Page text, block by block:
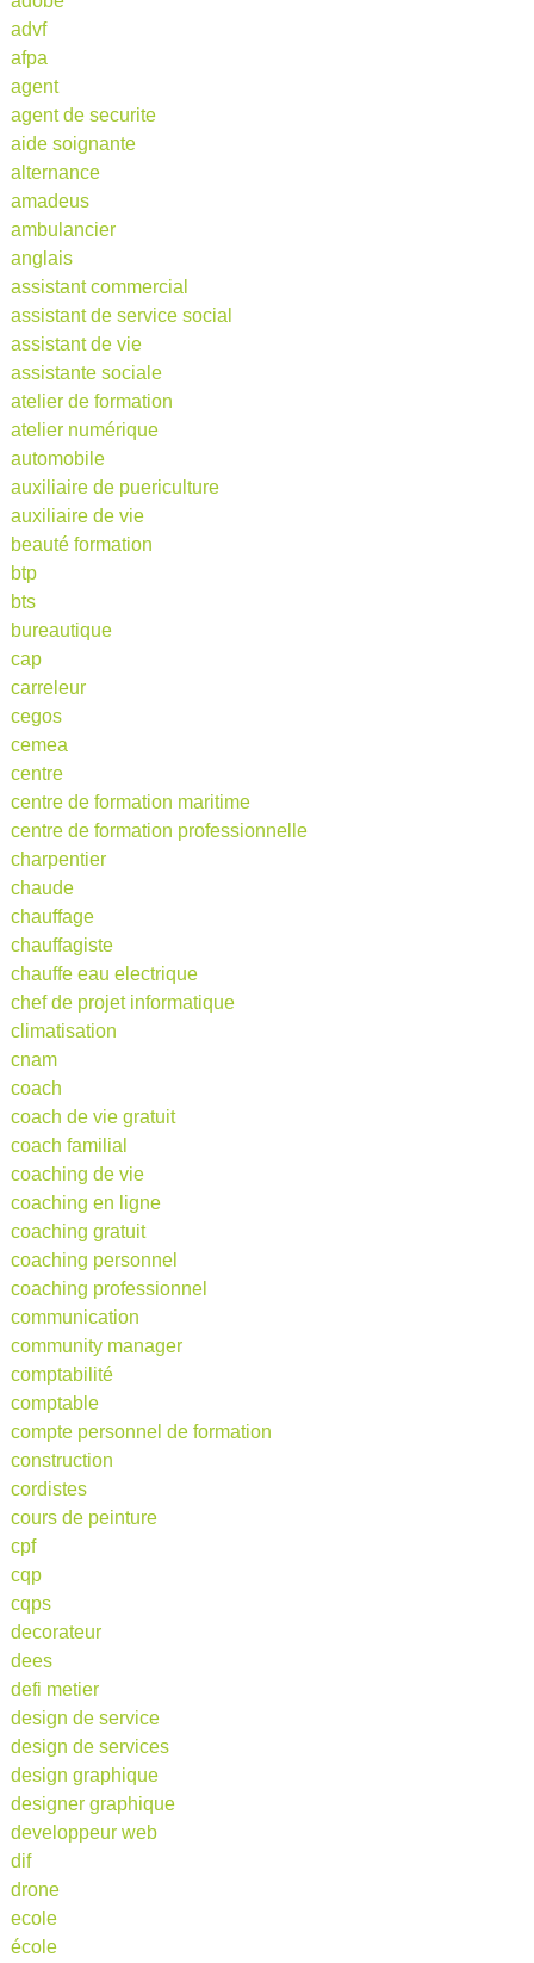
advf
afpa
agent
agent de securite
aide soignante
alternance
amadeus
ambulancier
anglais
assistant commercial
assistant de service social
assistant de vie
assistante sociale
atelier de formation
atelier numérique
automobile
auxiliaire de puericulture
auxiliaire de vie
beauté formation
btp
bts
bureautique
cap
carreleur
cegos
cemea
centre
centre de formation maritime
centre de formation professionnelle
charpentier
chaude
chauffage
chauffagiste
chauffe eau electrique
chef de projet informatique
climatisation
cnam
coach
coach de vie gratuit
coach familial
coaching de vie
coaching en ligne
coaching gratuit
coaching personnel
coaching professionnel
communication
community manager
comptabilité
comptable
compte personnel de formation
construction
cordistes
cours de peinture
cpf
cqp
cqps
decorateur
dees
defi metier
design de service
design de services
design graphique
designer graphique
developpeur web
dif
drone
ecole
école